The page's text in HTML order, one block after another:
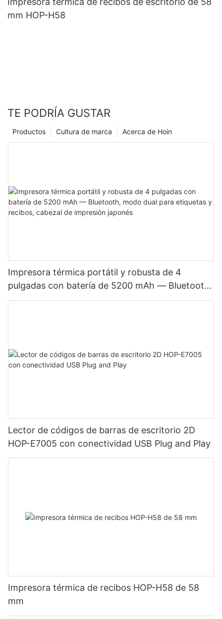
mm HOP-H58
TE PODRÍA GUSTAR
Acerca de Hoin
Cultura de marca
Productos
Impresora térmica portátil y robusta de 4
pulgadas con batería de 5200 mAh — Bluetooth,
modo dual para etiquetas y recibos, cabezal de
Lector de códigos de barras de escritorio 2D
HOP-E7005 con conectividad USB Plug and Play
Impresora térmica de recibos HOP-H58 de 58
mm